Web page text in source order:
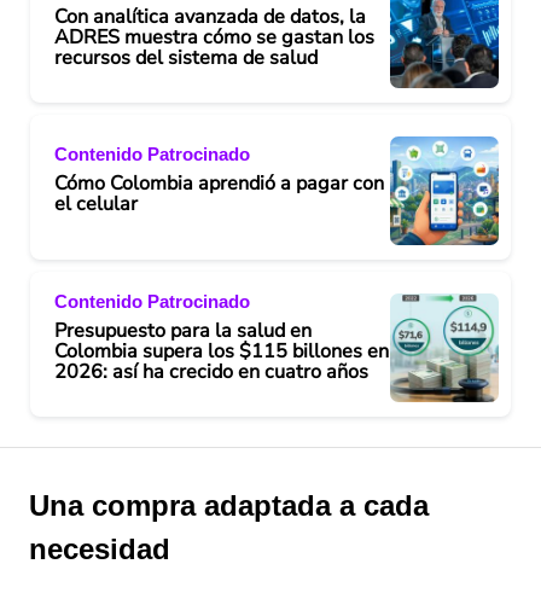
Con analítica avanzada de datos, la
ADRES muestra cómo se gastan los
recursos del sistema de salud
Contenido Patrocinado
Cómo Colombia aprendió a pagar con
el celular
Contenido Patrocinado
Presupuesto para la salud en
Colombia supera los $115 billones en
2026: así ha crecido en cuatro años
Una compra adaptada a cada
necesidad